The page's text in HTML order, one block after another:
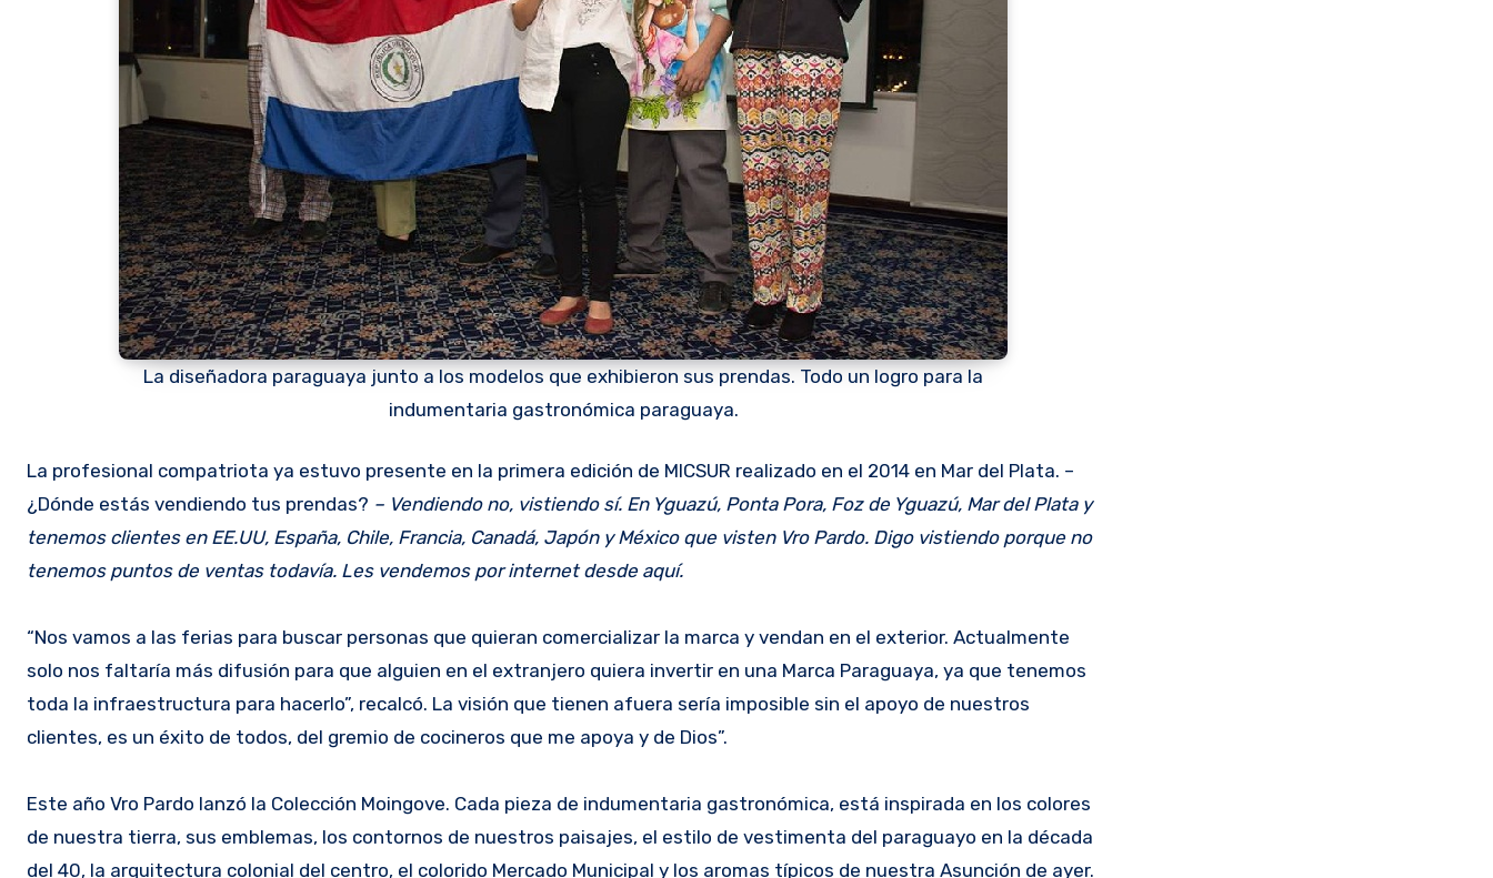
La diseñadora paraguaya junto a los modelos que exhibieron sus prendas. Todo un logro para la
indumentaria gastronómica paraguaya.
La profesional compatriota ya estuvo presente en la primera edición de MICSUR realizado en el 2014 en Mar del Plata. –
¿Dónde estás vendiendo tus prendas? – Vendiendo no, vistiendo sí. En Yguazú, Ponta Pora, Foz de Yguazú, Mar del Plata y
tenemos clientes en EE.UU, España, Chile, Francia, Canadá, Japón y México que visten Vro Pardo. Digo vistiendo porque no
tenemos puntos de ventas todavía. Les vendemos por internet desde aquí.
“Nos vamos a las ferias para buscar personas que quieran comercializar la marca y vendan en el exterior. Actualmente
solo nos faltaría más difusión para que alguien en el extranjero quiera invertir en una Marca Paraguaya, ya que tenemos
toda la infraestructura para hacerlo”, recalcó. La visión que tienen afuera sería imposible sin el apoyo de nuestros
clientes, es un éxito de todos, del gremio de cocineros que me apoya y de Dios”.
Este año Vro Pardo lanzó la Colección Moingove. Cada pieza de indumentaria gastronómica, está inspirada en los colores
de nuestra tierra, sus emblemas, los contornos de nuestros paisajes, el estilo de vestimenta del paraguayo en la década
del 40, la arquitectura colonial del centro, el colorido Mercado Municipal y los aromas típicos de nuestra Asunción de ayer.